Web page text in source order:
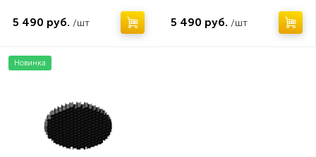
5 490 руб. /шт 5 490 руб. /шт
Новинка